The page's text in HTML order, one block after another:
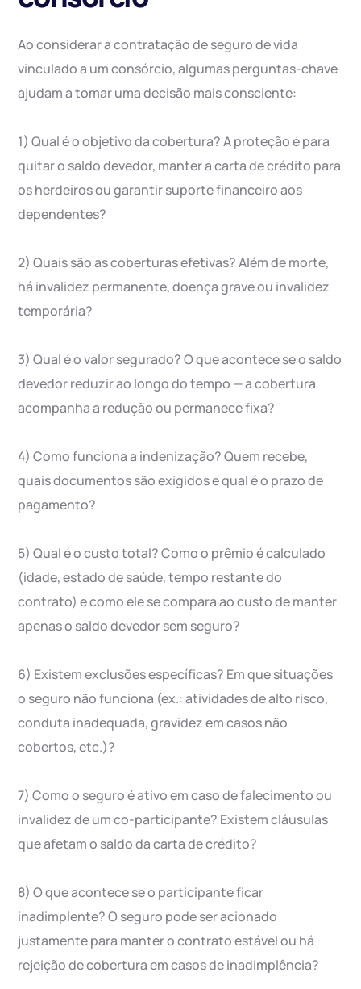
Ao considerar a contratação de seguro de vida
vinculado a um consórcio, algumas perguntas-chave
ajudam a tomar uma decisão mais consciente:
1) Qual é o objetivo da cobertura? A proteção é para
quitar o saldo devedor, manter a carta de crédito para
os herdeiros ou garantir suporte financeiro aos
dependentes?
2) Quais são as coberturas efetivas? Além de morte,
há invalidez permanente, doença grave ou invalidez
temporária?
3) Qual é o valor segurado? O que acontece se o saldo
devedor reduzir ao longo do tempo — a cobertura
acompanha a redução ou permanece fixa?
4) Como funciona a indenização? Quem recebe,
quais documentos são exigidos e qual é o prazo de
pagamento?
5) Qual é o custo total? Como o prêmio é calculado
(idade, estado de saúde, tempo restante do
contrato) e como ele se compara ao custo de manter
apenas o saldo devedor sem seguro?
6) Existem exclusões específicas? Em que situações
o seguro não funciona (ex.: atividades de alto risco,
conduta inadequada, gravidez em casos não
cobertos, etc.)?
7) Como o seguro é ativo em caso de falecimento ou
invalidez de um co-participante? Existem cláusulas
que afetam o saldo da carta de crédito?
8) O que acontece se o participante ficar
inadimplente? O seguro pode ser acionado
justamente para manter o contrato estável ou há
rejeição de cobertura em casos de inadimplência?